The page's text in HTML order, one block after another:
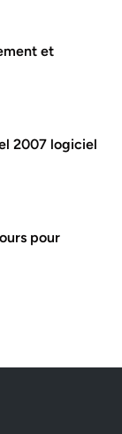
et
2007 logiciel
pour